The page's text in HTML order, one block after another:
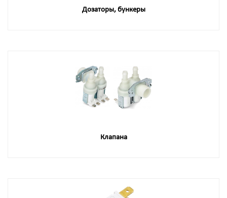
Дозаторы, бункеры
Клапана